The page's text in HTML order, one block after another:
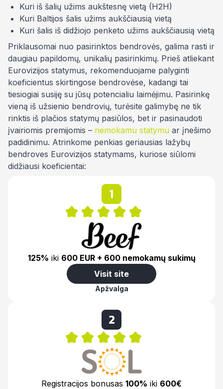
Kuri iš šalių užims aukštesnę vietą (H2H)
Kuri Baltijos šalis užims aukščiausią vietą
Kuri šalis iš didžiojo penketo užims aukščiausią vietą
Priklausomai nuo pasirinktos bendrovės, galima rasti ir
daugiau papildomų, unikalių pasirinkimų. Prieš atliekant
Eurovizijos statymus, rekomenduojame palyginti
koeficientus skirtingose bendrovėse, kadangi tai
tiesiogiai susiję su jūsų potencialiu laimėjimu. Pasirinkę
vieną iš užsienio bendrovių, turėsite galimybę ne tik
rinktis iš plačios statymų pasiūlos, bet ir pasinaudoti
įvairiomis premijomis – nemokamu statymu ar įnešimo
padidinimu. Atrinkome penkias geriausias lažybų
bendroves Eurovizijos statymams, kuriose siūlomi
didžiausi koeficientai:
1
125% iki 600 EUR + 600 nemokamų sukimų
Visit site
Apžvalga
2
Registracijos bonusas 100% iki 600€